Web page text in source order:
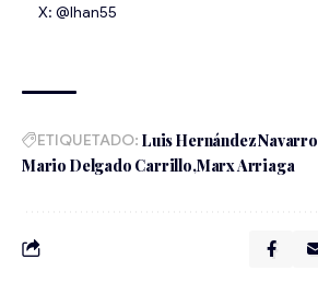
X: @lhan55
ETIQUETADO: Luis Hernández Navarro
Mario Delgado Carrillo Marx Arriaga